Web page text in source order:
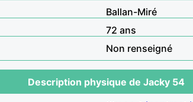
Ballan-Miré
72 ans
Non renseigné
Description physique de Jacky 54